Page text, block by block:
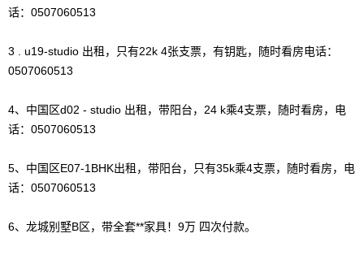
话：0507060513
3 . u19-studio 出租，只有22k 4张支票，有钥匙，随时看房电话：
0507060513
4、中国区d02 - studio 出租，带阳台，24 k乘4支票，随时看房，电
话：0507060513
5、中国区E07-1BHK出租，带阳台，只有35k乘4支票，随时看房，电
话：0507060513
6、龙城别墅B区，带全套**家具！9万 四次付款。